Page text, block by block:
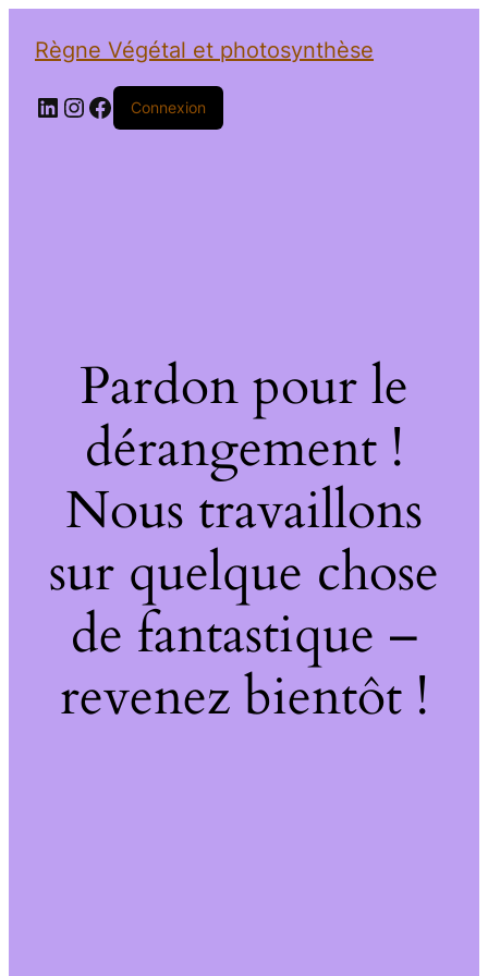
Règne Végétal et photosynthèse
LinkedIn
Instagram
Facebook
Connexion
Pardon pour le
dérangement !
Nous travaillons
sur quelque chose
de fantastique –
revenez bientôt !